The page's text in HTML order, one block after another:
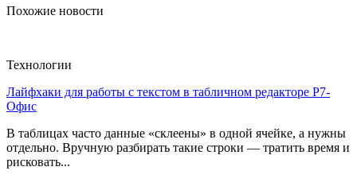
Похожие новости
Технологии
Лайфхаки для работы с текстом в табличном редакторе Р7-
Офис
В таблицах часто данные «склеены» в одной ячейке, а нужны
отдельно. Вручную разбирать такие строки — тратить время и
рисковать...